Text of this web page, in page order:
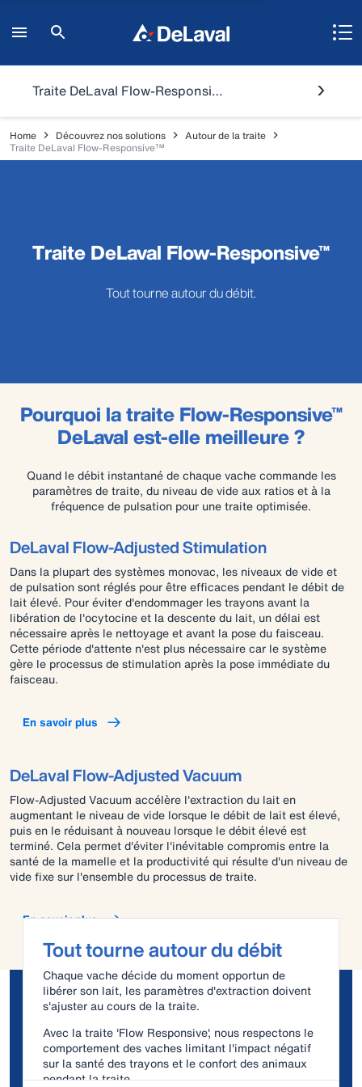
Traite DeLaval Flow-Responsive™
Home Découvrez nos solutions
Autour de la traite
Traite DeLaval Flow-Responsive™
Traite DeLaval Flow-Responsive™
Tout tourne autour du débit.
Pourquoi la traite Flow-Responsive™
DeLaval est-elle meilleure ?
Quand le débit instantané de chaque vache commande les
paramètres de traite, du niveau de vide aux ratios et à la
fréquence de pulsation pour une traite optimisée.
DeLaval Flow-Adjusted Stimulation
Dans la plupart des systèmes monovac, les niveaux de vide et
de pulsation sont réglés pour être efficaces pendant le débit de
lait élevé. Pour éviter d'endommager les trayons avant la
libération de l'ocytocine et la descente du lait, un délai est
nécessaire après le nettoyage et avant la pose du faisceau.
Cette période d'attente n'est plus nécessaire car le système
gère le processus de stimulation après la pose immédiate du
faisceau.
En savoir plus
DeLaval Flow-Adjusted Vacuum
Flow-Adjusted Vacuum accélère l'extraction du lait en
augmentant le niveau de vide lorsque le débit de lait est élevé,
puis en le réduisant à nouveau lorsque le débit élevé est
terminé. Cela permet d'éviter l'inévitable compromis entre la
santé de la mamelle et la productivité qui résulte d'un niveau de
vide fixe sur l'ensemble du processus de traite.
En savoir plus
Tout tourne autour du débit
Chaque vache décide du moment opportun de
libérer son lait, les paramètres d'extraction doivent
s'ajuster au cours de la traite.
Avec la traite 'Flow Responsive', nous respectons le
comportement des vaches limitant l'impact négatif
sur la santé des trayons et le confort des animaux
pendant la traite.